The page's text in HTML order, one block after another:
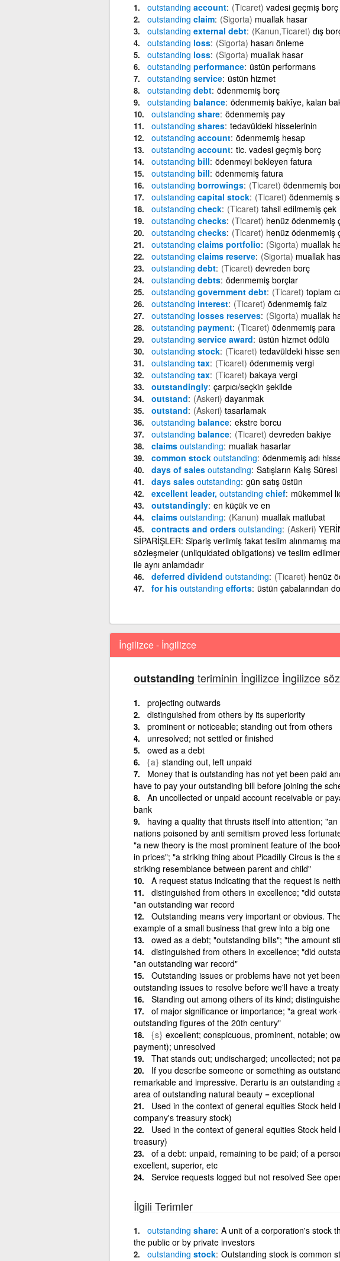
outstanding account (Ticaret) vadesi geçmiş borç
outstanding claim (Sigorta) muallak hasar
outstanding external debt (Kanun,Ticaret) dış
outstanding loss (Sigorta) hasarı önleme
outstanding loss (Sigorta) muallak hasar
outstanding performance üstün performans
outstanding service üstün hizmet
outstanding debt ödenmemiş borç
outstanding balance ödenmemiş bakîye, kalan
outstanding share ödenmemiş pay
outstanding shares tedavüldeki hisselerinin
outstanding account ödenmemiş hesap
outstanding account tic. vadesi geçmiş borç
outstanding bill ödenmeyi bekleyen fatura
outstanding bill ödenmemiş fatura
outstanding borrowings (Ticaret) ödenmemiş
outstanding capital stock (Ticaret) ödenmemiş
outstanding check (Ticaret) tahsil edilmemiş çek
outstanding checks (Ticaret) henüz ödenmemiş
outstanding checks (Ticaret) henüz ödenmemiş
outstanding claims portfolio (Sigorta) muallak
outstanding claims reserve (Sigorta) muallak
outstanding debt (Ticaret) devreden borç
outstanding debts ödenmemiş borçlar
outstanding government debt (Ticaret) toplam
outstanding interest (Ticaret) ödenmemiş faiz
outstanding losses reserves (Sigorta) muallak
outstanding payment (Ticaret) ödenmemiş para
outstanding service award üstün hizmet ödülü
outstanding stock (Ticaret) tedavüldeki hisse
outstanding tax (Ticaret) ödenmemiş vergi
outstanding tax (Ticaret) bakaya vergi
outstandingly çarpıcı/seçkin şekilde
outstand (Askeri) dayanmak
outstand (Askeri) tasarlamak
outstanding balance ekstre borcu
outstanding balance (Ticaret) devreden bakiye
claims outstanding muallak hasarlar
common stock outstanding ödenmemiş adı
days of sales outstanding Satışların Kalış Süresi
days sales outstanding gün satış üstün
excellent leader, outstanding chief mükemmel
outstandingly en küçük ve en
claims outstanding (Kanun) muallak matlubat
contracts and orders outstanding (Askeri)
SİPARİŞLER: Sipariş verilmiş fakat teslim alınmamış
sözleşmeler (unliquidated obligations) ve teslim
ile aynı anlamdadır
deferred dividend outstanding (Ticaret) henüz
for his outstanding efforts üstün çabalarından
İngilizce - İngilizce
outstanding teriminin İngilizce İngilizce
projecting outwards
distinguished from others by its superiority
prominent or noticeable; standing out from others
unresolved; not settled or finished
owed as a debt
{a} standing out, left unpaid
Money that is outstanding has not yet been paid
have to pay your outstanding bill before joining the
An uncollected or unpaid account receivable or
bank
having a quality that thrusts itself into attention;
nations poisoned by anti semitism proved less
"a new theory is the most prominent feature of the
in prices"; "a striking thing about Picadilly Circus is the
striking resemblance between parent and child"
A request status indicating that the request is
distinguished from others in excellence; "did
"an outstanding war record
Outstanding means very important or obvious.
example of a small business that grew into a big one
owed as a debt; "outstanding bills"; "the amount
distinguished from others in excellence; "did
"an outstanding war record"
Outstanding issues or problems have not yet
outstanding issues to resolve before we'll have a
Standing out among others of its kind;
of major significance or importance; "a great
outstanding figures of the 20th century"
{s} excellent; conspicuous, prominent, notable;
payment); unresolved
That stands out; undischarged; uncollected; not
If you describe someone or something as
remarkable and impressive. Derartu is an outstanding
area of outstanding natural beauty = exceptional
Used in the context of general equities Stock
company's treasury stock)
Used in the context of general equities Stock
treasury)
of a debt: unpaid, remaining to be paid; of a
excellent, superior, etc
Service requests logged but not resolved See
İlgili Terimler
outstanding share A unit of a corporation's stock
the public or by private investors
outstanding stock Outstanding stock is common